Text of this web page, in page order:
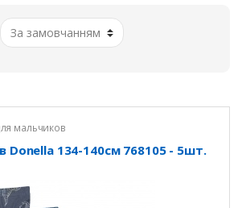
мальчиков
Donella 134-140см 768105 - 5шт.